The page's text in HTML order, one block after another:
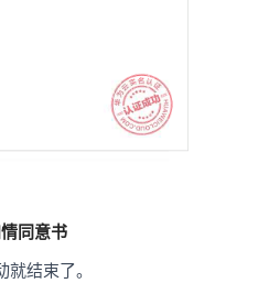
同意书
结束了。